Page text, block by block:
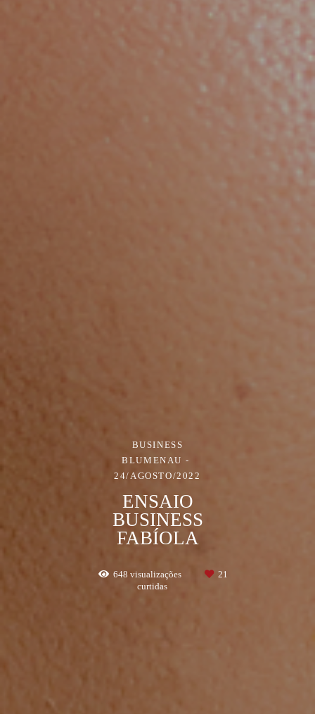
BUSINESS
BLUMENAU
24/AGOSTO/2022
ENSAIO
BUSINESS
FABÍOLA
648 visualizações
21
curtidas